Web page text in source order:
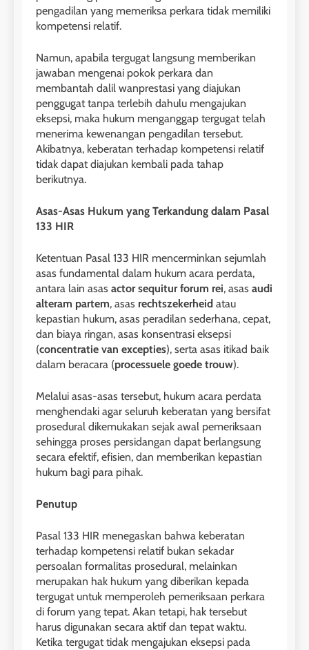
pengadilan yang memeriksa perkara tidak memiliki
kompetensi relatif.
Namun, apabila tergugat langsung memberikan
jawaban mengenai pokok perkara dan
membantah dalil wanprestasi yang diajukan
penggugat tanpa terlebih dahulu mengajukan
eksepsi, maka hukum menganggap tergugat telah
menerima kewenangan pengadilan tersebut.
Akibatnya, keberatan terhadap kompetensi relatif
tidak dapat diajukan kembali pada tahap
berikutnya.
Asas-Asas Hukum yang Terkandung dalam Pasal
133 HIR
Ketentuan Pasal 133 HIR mencerminkan sejumlah
asas fundamental dalam hukum acara perdata,
antara lain asas actor sequitur forum rei, asas audi
alteram partem, asas rechtszekerheid atau
kepastian hukum, asas peradilan sederhana, cepat,
dan biaya ringan, asas konsentrasi eksepsi
(concentratie van excepties), serta asas itikad baik
dalam beracara (processuele goede trouw).
Melalui asas-asas tersebut, hukum acara perdata
menghendaki agar seluruh keberatan yang bersifat
prosedural dikemukakan sejak awal pemeriksaan
sehingga proses persidangan dapat berlangsung
secara efektif, efisien, dan memberikan kepastian
hukum bagi para pihak.
Penutup
Pasal 133 HIR menegaskan bahwa keberatan
terhadap kompetensi relatif bukan sekadar
persoalan formalitas prosedural, melainkan
merupakan hak hukum yang diberikan kepada
tergugat untuk memperoleh pemeriksaan perkara
di forum yang tepat. Akan tetapi, hak tersebut
harus digunakan secara aktif dan tepat waktu.
Ketika tergugat tidak mengajukan eksepsi pada